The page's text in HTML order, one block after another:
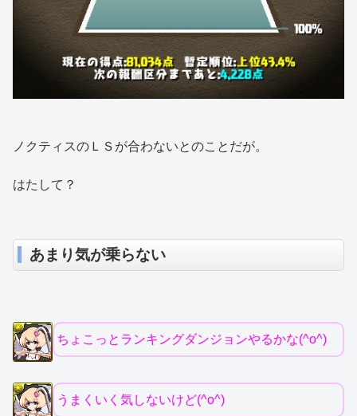
ノクティスのＬＳが合わないとのことだが。
はたして？
あまり気が乗らない
ちょこっとランキングダンジョンやるかな(^o^)
うまくいく気しないけど(^o^)